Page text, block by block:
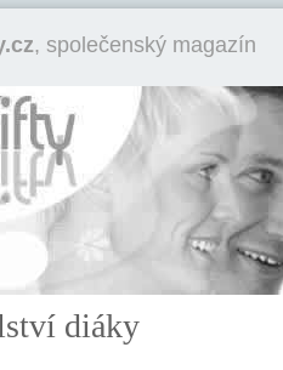
, společenský magazín
diáky